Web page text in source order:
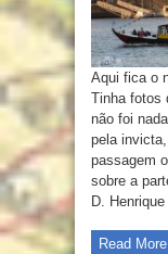
Aqui fica o
Tinha fotos
não foi
pela
passagem
sobre a
D.
Read